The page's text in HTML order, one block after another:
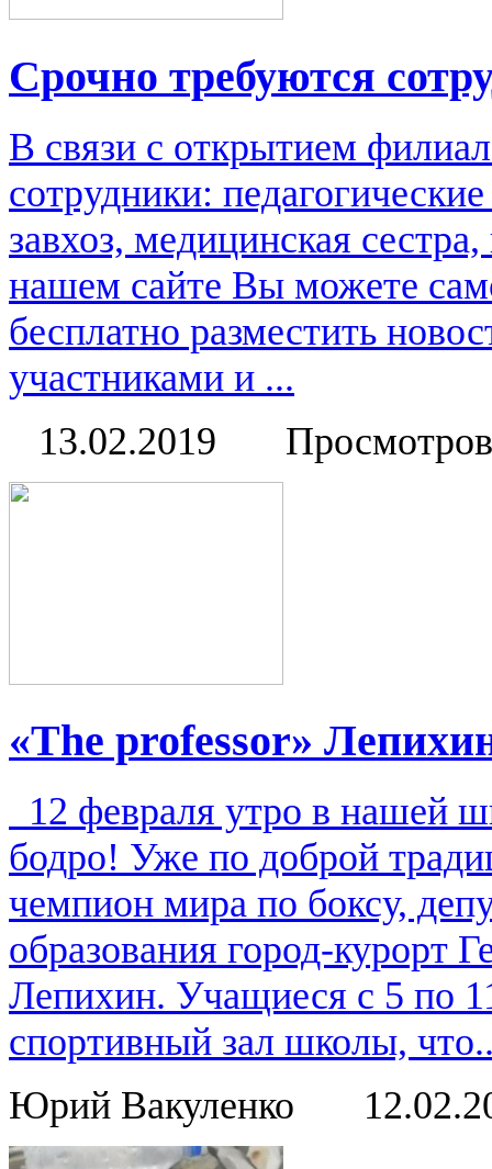
Срочно требуются
В связи с открытием
сотрудники:
завхоз, медицинская
нашем сайте Вы можете
бесплатно разместить
участниками и ...
13.02.2019
«The professor»
12 февраля утро в нашей
бодро! Уже по доброй
чемпион мира по боксу,
образования город-курорт
Лепихин. Учащиеся с 5 по
спортивный зал школы,
Юрий Вакуленко